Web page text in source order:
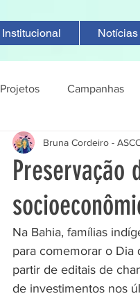
Institucional Notícias
Projetos Campanhas
Preservação
Bruna Cordeiro -
Na Bahia, famílias
para comemorar o Dia
partir de editais de
de investimentos nos